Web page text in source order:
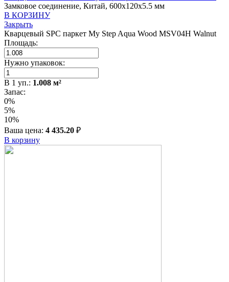
Замковое соединение, Китай, 600x120x5.5 мм
В КОРЗИНУ
Закрыть
Кварцевый SPC паркет My Step Aqua Wood MSV04H Walnut
Площадь:
Нужно упаковок:
В 1 уп.: 1.008 м²
Запас:
0%
5%
10%
Ваша цена: 4 435.20 ₽
В корзину